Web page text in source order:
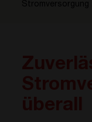
Stromversorgung